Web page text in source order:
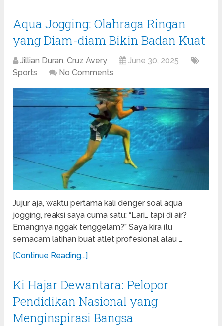
Aqua Jogging: Olahraga Ringan
yang Diam-diam Bikin Badan Kuat
Jillian Duran,Cruz Avery
June 30, 2025
Sports
No Comments
Jujur aja, waktu pertama kali denger soal aqua
jogging, reaksi saya cuma satu: “Lari… tapi di air?
Emangnya nggak tenggelam?” Saya kira itu
semacam latihan buat atlet profesional atau …
[Continue Reading...]
Ki Hajar Dewantara: Pelopor
Pendidikan Nasional yang
Menginspirasi Bangsa